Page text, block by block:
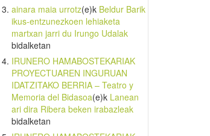
ainara maia urrotz(e)k Beldur Barik
ikus-entzunezkoen lehiaketa
martxan jarri du Irungo Udalak
bidalketan
IRUNERO HAMABOSTEKARIAK
PROYECTUAREN INGURUAN
IDATZITAKO BERRIA – Teatro y
Memoria del Bidasoa(e)k Lanean
ari dira Ribera beken irabazleak
bidalketan